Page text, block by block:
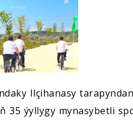
Ilçihanasy tarapyndan
35 ýyllygy mynasybetli